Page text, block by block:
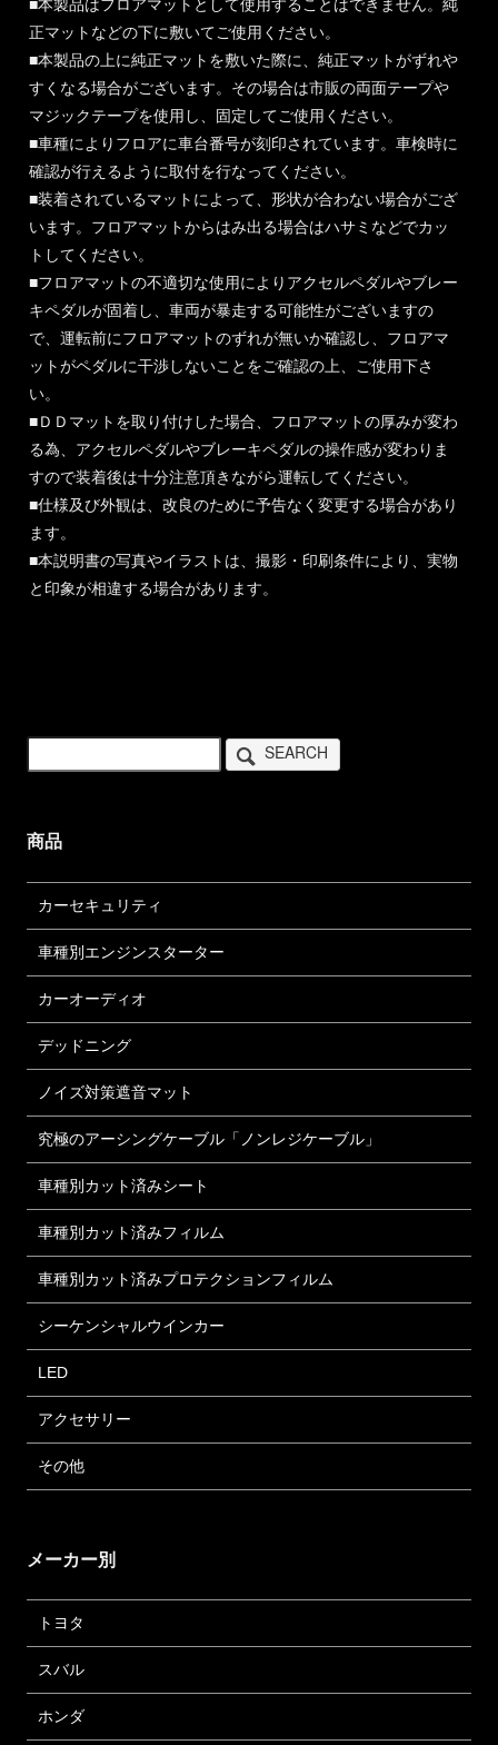
■本製品はフロアマットとして使用することはできません。純
正マットなどの下に敷いてご使用ください。
■本製品の上に純正マットを敷いた際に、純正マットがずれや
すくなる場合がございます。その場合は市販の両面テープや
マジックテープを使用し、固定してご使用ください。
■車種によりフロアに車台番号が刻印されています。車検時に
確認が行えるように取付を行なってください。
■装着されているマットによって、形状が合わない場合がござ
います。フロアマットからはみ出る場合はハサミなどでカッ
トしてください。
■フロアマットの不適切な使用によりアクセルペダルやブレー
キペダルが固着し、車両が暴走する可能性がございますの
で、運転前にフロアマットのずれが無いか確認し、フロアマ
ットがペダルに干渉しないことをご確認の上、ご使用下さ
い。
■ＤＤマットを取り付けした場合、フロアマットの厚みが変わ
る為、アクセルペダルやブレーキペダルの操作感が変わりま
すので装着後は十分注意頂きながら運転してください。
■仕様及び外観は、改良のために予告なく変更する場合があり
ます。
■本説明書の写真やイラストは、撮影・印刷条件により、実物
と印象が相違する場合があります。
SEARCH
商品
カーセキュリティ
車種別エンジンスターター
カーオーディオ
デッドニング
ノイズ対策遮音マット
究極のアーシングケーブル「ノンレジケーブル」
車種別カット済みシート
車種別カット済みフィルム
車種別カット済みプロテクションフィルム
シーケンシャルウインカー
LED
アクセサリー
その他
メーカー別
トヨタ
スバル
ホンダ